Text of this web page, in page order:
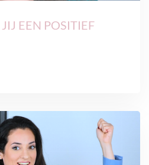
EEN POSITIEF